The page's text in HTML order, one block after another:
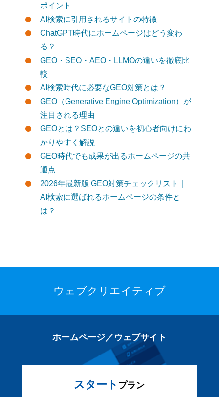
ポイント
AI検索に引用されるサイトの特徴
ChatGPT時代にホームページはどう変わ
る？
GEO・SEO・AEO・LLMOの違いを徹底比
較
AI検索時代に必要なGEO対策とは？
GEO（Generative Engine Optimization）が
注目される理由
GEOとは？SEOとの違いを初心者向けにわ
かりやすく解説
GEO時代でも成果が出るホームページの共
通点
2026年最新版 GEO対策チェックリスト｜
AI検索に選ばれるホームページの条件と
は？
ウェブクリエイティブ
ホームページ／ウェブサイト
スタート プラン